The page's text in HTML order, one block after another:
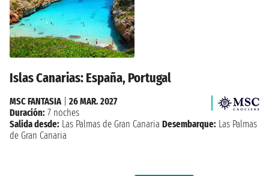
Islas Canarias: España, Portugal
MSC FANTASIA| 26 MAR. 2027
Duración: 7 noches
Salida desde: Las Palmas de Gran Canaria Desembarque: Las Palmas
de Gran Canaria